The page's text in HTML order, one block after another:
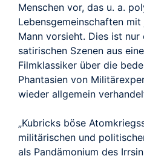
Menschen vor, das u. a.
Lebensgemeinschaften
Mann vorsieht. Dies ist
satirischen Szenen aus
Filmklassiker über die
Phantasien von
wieder allgemein
„Kubricks böse
militärischen und
als Pandämonium des